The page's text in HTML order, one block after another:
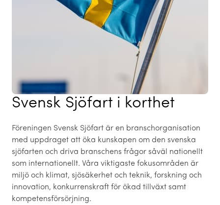
Svensk Sjöfart i korthet
Föreningen Svensk Sjöfart är en branschorganisation
med uppdraget att öka kunskapen om den svenska
sjöfarten och driva branschens frågor såväl nationellt
som internationellt. Våra viktigaste fokusområden är
miljö och klimat, sjösäkerhet och teknik, forskning och
innovation, konkurrenskraft för ökad tillväxt samt
kompetensförsörjning.